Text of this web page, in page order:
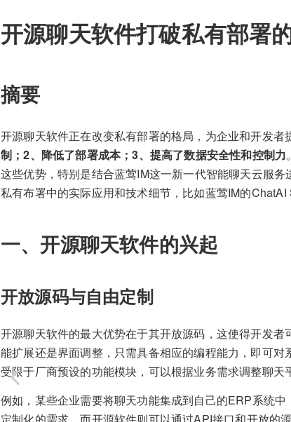
开源聊天软件打破私有部署
摘要
开源聊天软件正在改变私有部署的格局，为企业和开发者
制；2、降低了部署成本；3、提高了数据安全性和控制力
这些优势，特别是结合蓝莺IM这一新一代智能聊天云服
私有布署中的实际应用和技术细节，比如蓝莺IM的ChatAI
一、开源聊天软件的兴起
开放源码与自由定制
开源聊天软件的最大优势在于其开放源码，这使得开发
能扩展还是界面调整，只需具备相应的编程能力，即可
受限于厂商预设的功能模块，可以根据业务需求调整聊天
例如，某些企业需要将聊天功能集成到自己的ERP系统
定制化的需求。而开源软件则可以通过API接口和开放的